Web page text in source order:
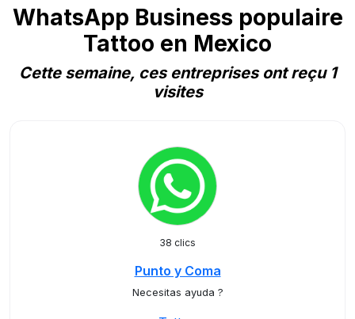
WhatsApp Business populaire
Tattoo en Mexico
Cette semaine, ces entreprises ont reçu 1
visites
38 clics
Punto y Coma
Necesitas ayuda ?